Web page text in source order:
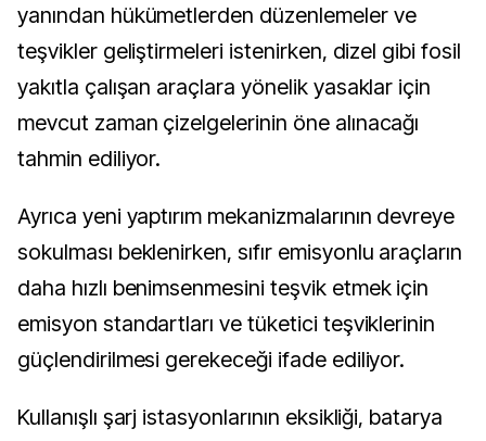
yanından hükümetlerden düzenlemeler ve
teşvikler geliştirmeleri istenirken, dizel gibi fosil
yakıtla çalışan araçlara yönelik yasaklar için
mevcut zaman çizelgelerinin öne alınacağı
tahmin ediliyor.
Ayrıca yeni yaptırım mekanizmalarının devreye
sokulması beklenirken, sıfır emisyonlu araçların
daha hızlı benimsenmesini teşvik etmek için
emisyon standartları ve tüketici teşviklerinin
güçlendirilmesi gerekeceği ifade ediliyor.
Kullanışlı şarj istasyonlarının eksikliği, batarya